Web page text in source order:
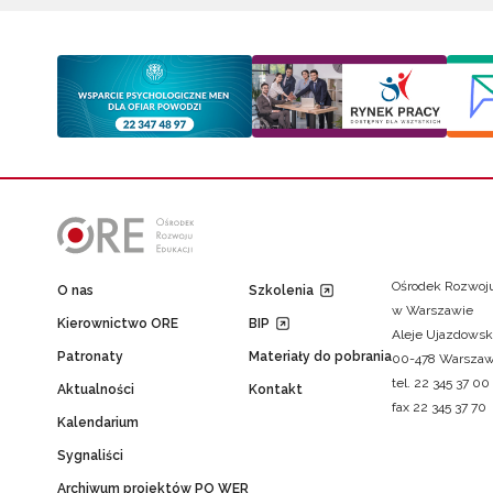
O nas
Kierownictwo ORE
Patronaty
Aktualności
Kalendarium
Sygnaliści
Archiwum projektów PO WER
Szkolenia
BIP
Materiały do pobrania
Kontakt
Ośrodek
w Warszawie
Aleje
00-478
tel. 22 345 37 00
fax 22 345 37 70